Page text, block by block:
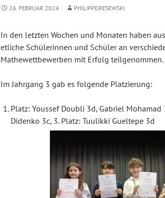
26. FEBRUAR 2024 PHILIPPDRESEWSKI
In den letzten Wochen und Monaten haben
etliche Schülerinnen und Schüler an
Mathewettbewerben mit Erfolg teilgenommen.
Im Jahrgang 3 gab es folgende Platzierung:
Platz: Youssef Doubli 3d, Gabriel Mohamad
Didenko 3c, 3. Platz: Tuulikki Gueltepe 3d